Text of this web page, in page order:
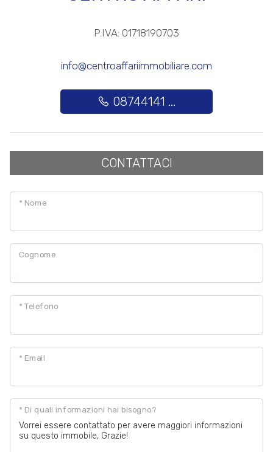
P.IVA: 01718190703
info@centroaffariimmobiliare.com
08744141 ...
CONTATTACI
* Nome
Cognome
* Telefono
* Email
* Di quali informazioni hai bisogno?